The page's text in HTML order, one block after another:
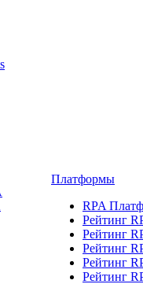
Платформы
RPA
Рейтинг
Рейтинг
Рейтинг
Рейтинг
Рейтинг